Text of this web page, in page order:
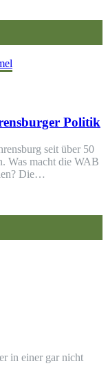
Politik
seit über 50
Was macht die WAB
Die…
in einer gar nicht